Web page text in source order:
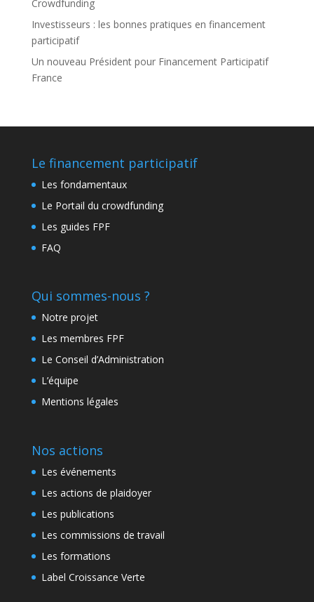
Crowdfunding
Investisseurs : les bonnes pratiques en financement
participatif
Un nouveau Président pour Financement Participatif
France
Le financement participatif
Les fondamentaux
Le Portail du crowdfunding
Les guides FPF
FAQ
Qui sommes-nous ?
Notre projet
Les membres FPF
Le Conseil d’Administration
L’équipe
Mentions légales
Nos actions
Les événements
Les actions de plaidoyer
Les publications
Les commissions de travail
Les formations
Label Croissance Verte